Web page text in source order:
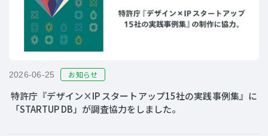
2026-06-25 お知らせ
特許庁『デザイン×IP スタートアップ15社の実践事例集』に
「STARTUP DB」が調査協力をしました。